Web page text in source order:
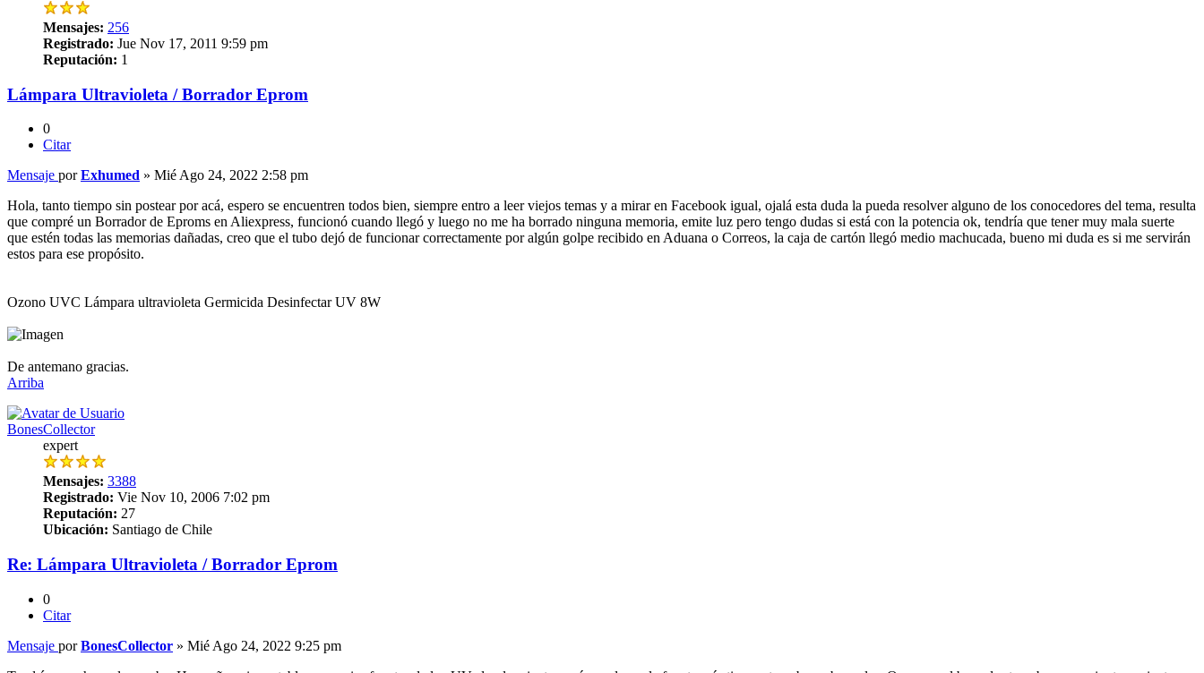
Mensajes: 256
Registrado: Jue Nov 17, 2011 9:59 pm
Reputación: 1
Lámpara Ultravioleta / Borrador Eprom
0
Citar
Mensaje porExhumed » Mié Ago 24, 2022 2:58 pm
Hola, tanto tiempo sin postear por acá, espero se encuentren todos bien, siempre entro a leer viejos temas y a mirar en Facebook igual, ojalá esta duda la pueda resolver alguno de los conocedores del tema, resulta
que compré un Borrador de Eproms en Aliexpress, funcionó cuando llegó y luego no me ha borrado ninguna memoria, emite luz pero tengo dudas si está con la potencia ok, tendría que tener muy mala suerte
que estén todas las memorias dañadas, creo que el tubo dejó de funcionar correctamente por algún golpe recibido en Aduana o Correos, la caja de cartón llegó medio machucada, bueno mi duda es si me servirán
estos para ese propósito.
Ozono UVC Lámpara ultravioleta Germicida Desinfectar UV 8W
De antemano gracias.
Arriba
BonesCollector
expert
Mensajes: 3388
Registrado: Vie Nov 10, 2006 7:02 pm
Reputación: 27
Ubicación: Santiago de Chile
Re: Lámpara Ultravioleta / Borrador Eprom
0
Citar
Mensaje porBonesCollector » Mié Ago 24, 2022 9:25 pm